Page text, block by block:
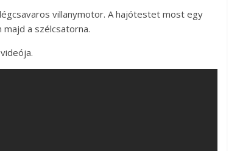
villanymotor. A hajótestet most egy
majd a szélcsatorna.